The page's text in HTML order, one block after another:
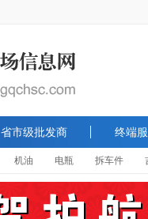
省市级批发商 终端
机油 电瓶 拆车件